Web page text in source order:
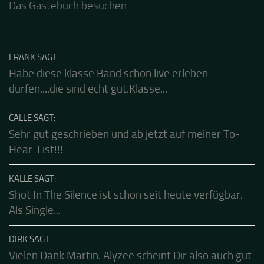
Freude, ihm zuzuhören. Liebe Grüße auch ans Team
Dank für die tolle Mucke zur Party! Der aktuelle Live
FRANK SAGT:
Habe diese klasse Band schon live erleben
dürfen....die sind echt gut.Klasse...
CALLE SAGT:
Sehr gut geschrieben und ab jetzt auf meiner To-
Hear-List!!!
KALLE SAGT:
Shot In The Silence ist schon seit heute verfügbar.
Als Single...